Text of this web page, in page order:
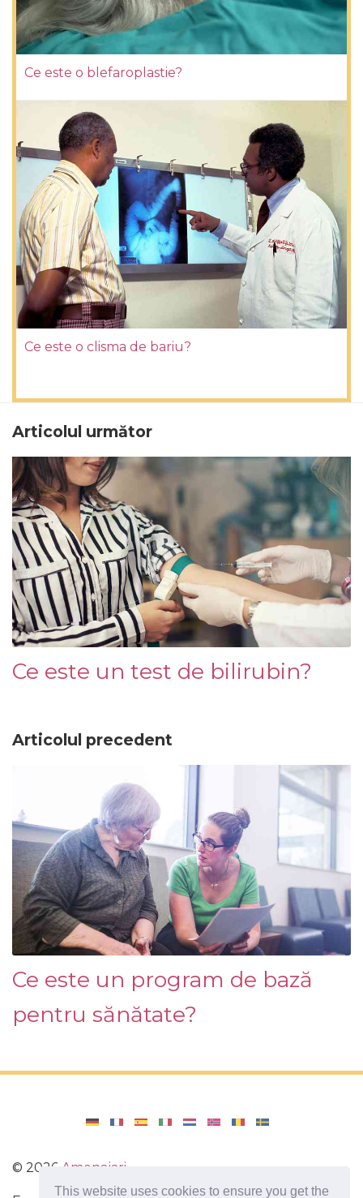
This website uses cookies to ensure you get the
Ce este o blefaroplastie?
Ce este o clisma de bariu?
Articolul următor
Ce este un test de bilirubin?
Articolul precedent
Ce este un program de bază
pentru sănătate?
© 2026 Amenajari